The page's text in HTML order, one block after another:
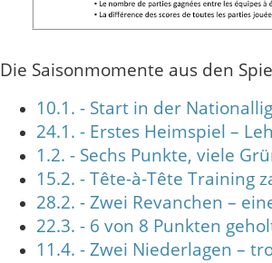
Die Saisonmomente aus den
10.1. - Start in der
24.1. - Erstes Heimspiel –
1.2. - Sechs Punkte, viele
15.2. - Tête-à-Tête Training
28.2. - Zwei Revanchen –
22.3. - 6 von 8 Punkten
11.4. - Zwei Niederlagen –